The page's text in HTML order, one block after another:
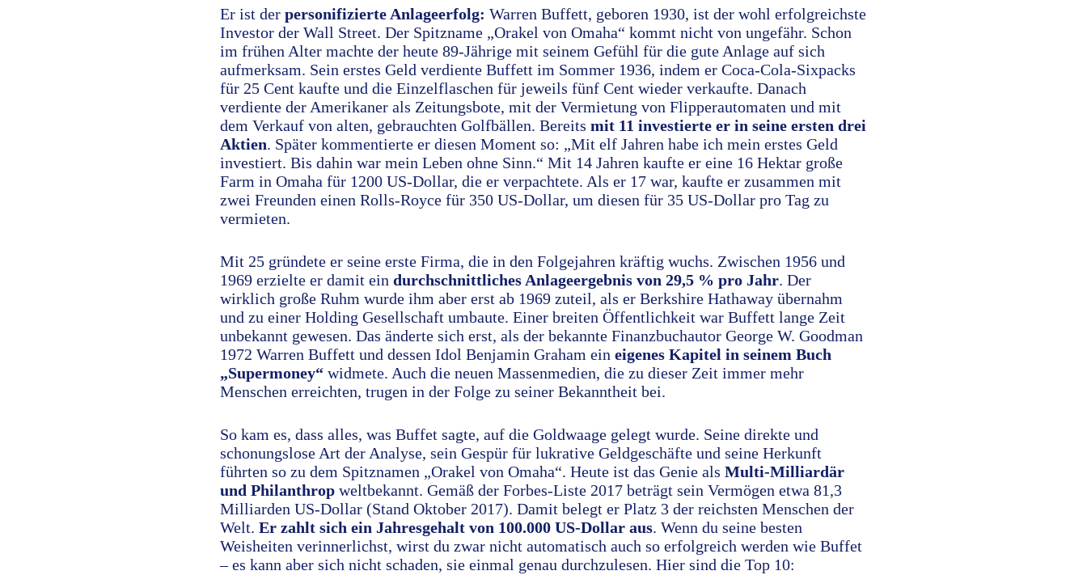
Er ist der personifizierte Anlageerfolg: Warren Buffett, geboren 1930, ist der wohl erfolgreichste
Investor der Wall Street. Der Spitzname „Orakel von Omaha“ kommt nicht von ungefähr. Schon
im frühen Alter machte der heute 89-Jährige mit seinem Gefühl für die gute Anlage auf sich
aufmerksam. Sein erstes Geld verdiente Buffett im Sommer 1936, indem er Coca-Cola-Sixpacks
für 25 Cent kaufte und die Einzelflaschen für jeweils fünf Cent wieder verkaufte. Danach
verdiente der Amerikaner als Zeitungsbote, mit der Vermietung von Flipperautomaten und mit
dem Verkauf von alten, gebrauchten Golfbällen. Bereits mit 11 investierte er in seine ersten drei
Aktien. Später kommentierte er diesen Moment so: „Mit elf Jahren habe ich mein erstes Geld
investiert. Bis dahin war mein Leben ohne Sinn.“ Mit 14 Jahren kaufte er eine 16 Hektar große
Farm in Omaha für 1200 US-Dollar, die er verpachtete. Als er 17 war, kaufte er zusammen mit
zwei Freunden einen Rolls-Royce für 350 US-Dollar, um diesen für 35 US-Dollar pro Tag zu
vermieten.
Mit 25 gründete er seine erste Firma, die in den Folgejahren kräftig wuchs. Zwischen 1956 und
1969 erzielte er damit ein durchschnittliches Anlageergebnis von 29,5 % pro Jahr. Der
wirklich große Ruhm wurde ihm aber erst ab 1969 zuteil, als er Berkshire Hathaway übernahm
und zu einer Holding Gesellschaft umbaute. Einer breiten Öffentlichkeit war Buffett lange Zeit
unbekannt gewesen. Das änderte sich erst, als der bekannte Finanzbuchautor George W. Goodman
1972 Warren Buffett und dessen Idol Benjamin Graham ein eigenes Kapitel in seinem Buch
„Supermoney“ widmete. Auch die neuen Massenmedien, die zu dieser Zeit immer mehr
Menschen erreichten, trugen in der Folge zu seiner Bekanntheit bei.
So kam es, dass alles, was Buffet sagte, auf die Goldwaage gelegt wurde. Seine direkte und
schonungslose Art der Analyse, sein Gespür für lukrative Geldgeschäfte und seine Herkunft
führten so zu dem Spitznamen „Orakel von Omaha“. Heute ist das Genie als Multi-Milliardär
und Philanthrop weltbekannt. Gemäß der Forbes-Liste 2017 beträgt sein Vermögen etwa 81,3
Milliarden US-Dollar (Stand Oktober 2017). Damit belegt er Platz 3 der reichsten Menschen der
Welt. Er zahlt sich ein Jahresgehalt von 100.000 US-Dollar aus. Wenn du seine besten
Weisheiten verinnerlichst, wirst du zwar nicht automatisch auch so erfolgreich werden wie Buffet
– es kann aber sich nicht schaden, sie einmal genau durchzulesen. Hier sind die Top 10: